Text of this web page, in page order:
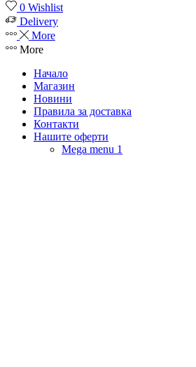
0 Wishlist
Delivery
More
More
Начало
Магазин
Новини
Правила за доставка
Контакти
Нашите оферти
Mega menu 1